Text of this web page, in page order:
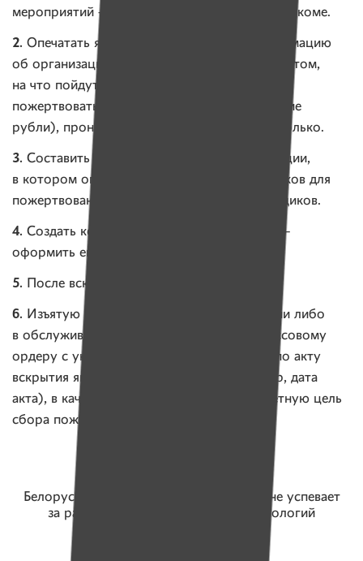
мероприятий — получить разрешение в исполкоме.
2. Опечатать ящик, разместить на нем информацию
об организации, которая собирает деньги, о том,
на что пойдут деньги, какие деньги можно
пожертвовать (например, только белорусские
рубли), пронумеровать ящики, если их несколько.
3. Составить приказ руководителя организации,
в котором определены сроки вскрытия ящиков для
пожертвований, места и сроки установки ящиков.
4. Создать комиссию по вскрытию ящиков —
оформить еще один приказ.
5. После вскрытия ящика составить акт.
6. Изъятую сумму сдать в кассу организации либо
в обслуживающий банк по приходному кассовому
ордеру с указанием, что это произведено по акту
вскрытия ящика для пожертвований (номер, дата
акта), в качестве основания указать конкретную цель
сбора пожертвований.
Белорусское законодательство просто не успевает
за развитием информационных технологий